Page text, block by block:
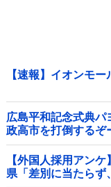
【速報】イオンモ
広島平和記念式典パ
政高市を打倒するぞ
【外国人採用アン
県「差別に当たらず